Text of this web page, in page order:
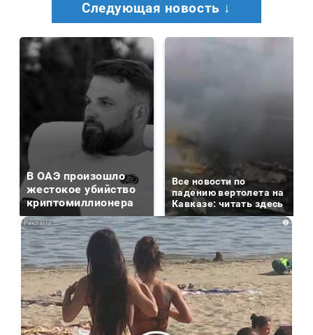
Следующая новость ↓
В ОАЭ произошло
жестокое убийство
криптомиллионера
Все новости по
падению вертолета на
Кавказе: читать здесь
i